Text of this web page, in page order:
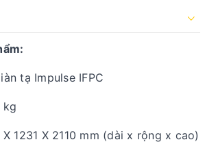
tạ Impulse IFPC
kg
1231 X 2110 mm (dài x rộng x cao)